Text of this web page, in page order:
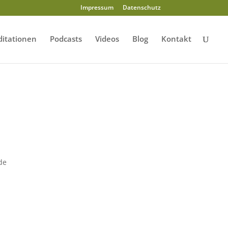
Impressum Datenschutz
Podcasts Videos Blog Kontakt